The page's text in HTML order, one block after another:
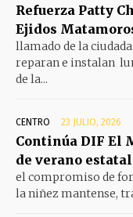
Refuerza Patty
Ejidos
llamado de la
reparan e instalan
de la...
CENTRO 23 JULIO, 2026
Continúa DIF El
de verano
el compromiso de
la niñez mantense,